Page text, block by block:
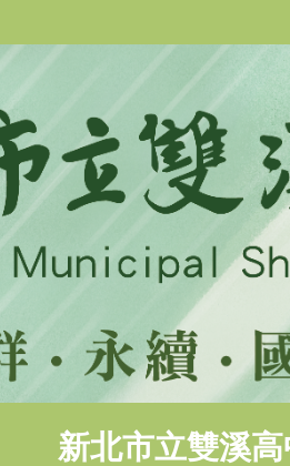
新北市立雙溪高